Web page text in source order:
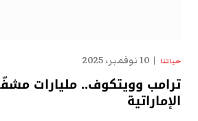
حياتنا 10 نوفمبر، 2025
ترامب وويتكوف.. مليارات
الإماراتية